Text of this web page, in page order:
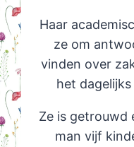
Haar
ze om
vinden over
het
Ze is getrouwd
man vijf